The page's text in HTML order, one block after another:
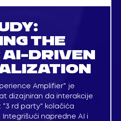
THE
AI-DRIVEN
Amplifier” je
dizajniran da interakcije
rd party” kolačića
napredne AI i